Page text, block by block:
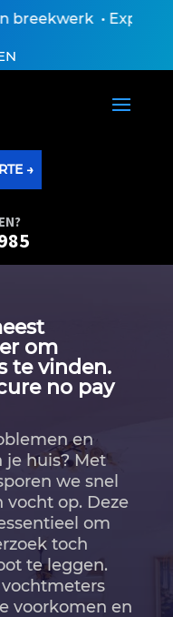
•
→
om
te vinden.​
no pay
en
je huis? Met
we snel
op.​ Deze
om
toch
te leggen.​
voorkomen en